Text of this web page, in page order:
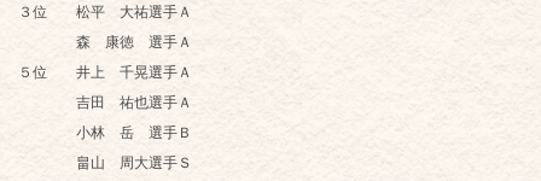
３位 松平 大祐選手Ａ
森 康徳 選手Ａ
５位 井上 千晃選手Ａ
吉田 祐也選手Ａ
小林 岳 選手Ｂ
畠山 周大選手Ｓ